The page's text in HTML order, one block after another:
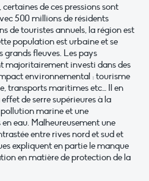
de ces pressions sont
500 millions de résidents
de touristes annuels, la région est
population est urbaine et se
grands fleuves. Les pays
majoritairement investi dans des
environnemental : tourisme
transports maritimes etc… Il en
de serre supérieures à la
marine et une
eau. Malheureusement une
entre rives nord et sud et
expliquent en partie le manque
en matière de protection de la